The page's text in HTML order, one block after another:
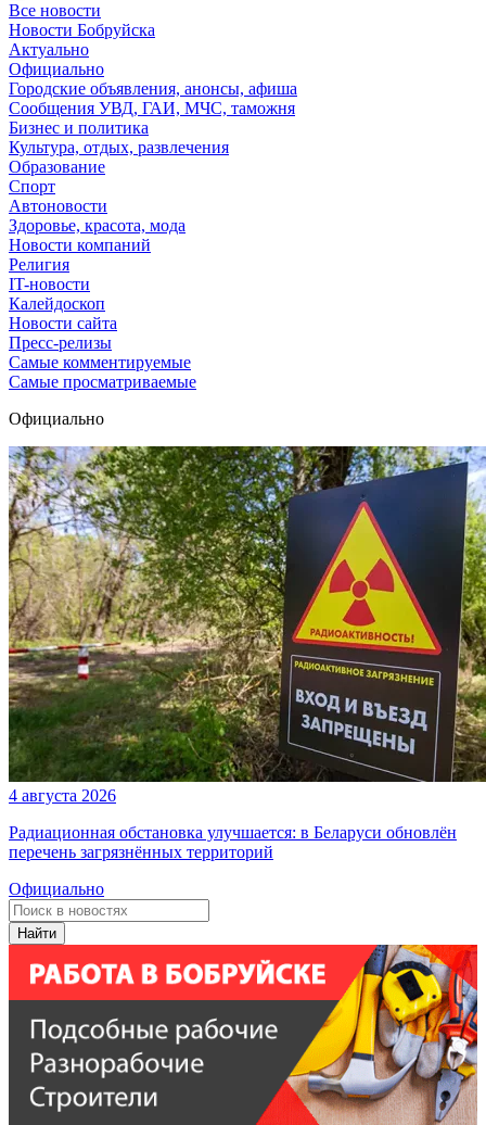
Все новости
Новости Бобруйска
Актуально
Официально
Городские объявления, анонсы, афиша
Сообщения УВД, ГАИ, МЧС, таможня
Бизнес и политика
Культура, отдых, развлечения
Образование
Спорт
Автоновости
Здоровье, красота, мода
Новости компаний
Религия
IT-новости
Калейдоскоп
Новости сайта
Пресс-релизы
Самые комментируемые
Самые просматриваемые
Официально
4 августа 2026
Радиационная обстановка улучшается: в Беларуси обновлён
перечень загрязнённых территорий
Официально
Найти